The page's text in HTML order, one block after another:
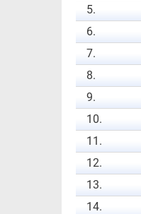
5.
6.
7.
8.
9.
10.
11.
12.
13.
14.